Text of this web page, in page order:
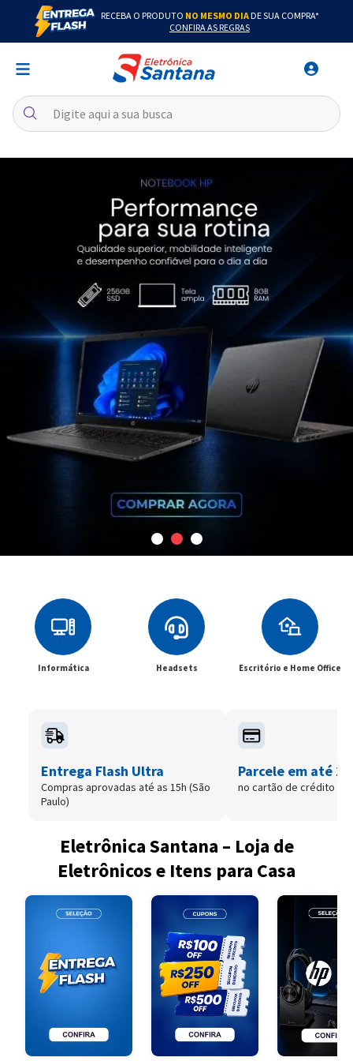
RECEBA O PRODUTO NO MESMO DIADE SUA COMPRA*
CONFIRA AS REGRAS
Informática Headsets Escritório e Home Office
Entrega Flash Ultra
Compras aprovadas até as 15h (São
Paulo)
Parcele em até
no cartão de crédito
Eletrônica Santana – Loja de
Eletrônicos e Itens para Casa